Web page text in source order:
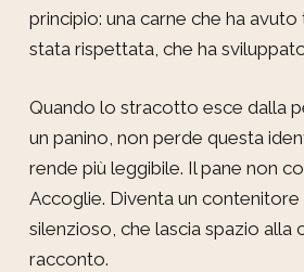
principio: una carne che ha
stata rispettata, che ha
Quando lo stracotto esce dalla
un panino, non perde questa
rende più leggibile. Il pane non
Accoglie. Diventa un contenitore
silenzioso, che lascia spazio alla
racconto.